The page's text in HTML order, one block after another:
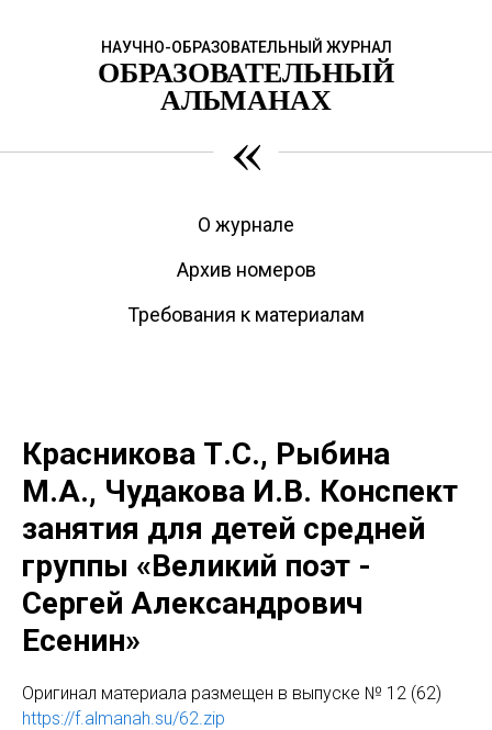
НАУЧНО-ОБРАЗОВАТЕЛЬНЫЙ ЖУРНАЛ
ОБРАЗОВАТЕЛЬНЫЙ
АЛЬМАНАХ
«
О журнале
Архив номеров
Требования к материалам
Красникова Т.С., Рыбина
М.А., Чудакова И.В. Конспект
занятия для детей средней
группы «Великий поэт -
Сергей Александрович
Есенин»
Оригинaл материала размещен в выпуске № 12 (62)
https://f.almanah.su/62.zip